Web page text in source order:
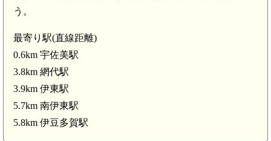
う。
最寄り駅(直線距離)
0.6km 宇佐美駅
3.8km 網代駅
3.9km 伊東駅
5.7km 南伊東駅
5.8km 伊豆多賀駅